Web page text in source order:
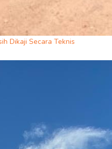
Dikaji Secara Teknis